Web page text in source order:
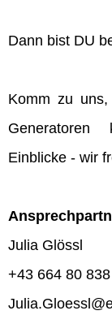
Dann bist DU
Komm zu
Einblicke - wir
Julia Glössl
+43 664 80